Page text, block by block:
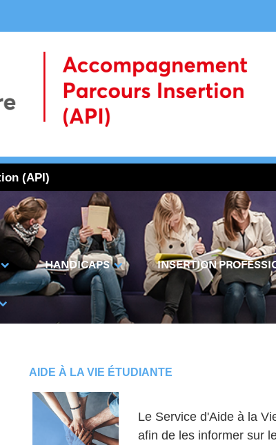
(API)
HANDICAPS INSERTION
AIDE À LA VIE ÉTUDIANTE
Le Service d'Aide à la
afin de les informer sur